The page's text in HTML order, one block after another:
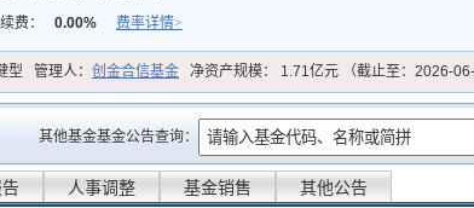
费：
0.00% 费率详情>
型 管理人： 创金合信基金 净资产规模： 1.71亿元 （截止至：2026-06-
其他基金基金公告查询：
人事调整 基金销售 其他公告